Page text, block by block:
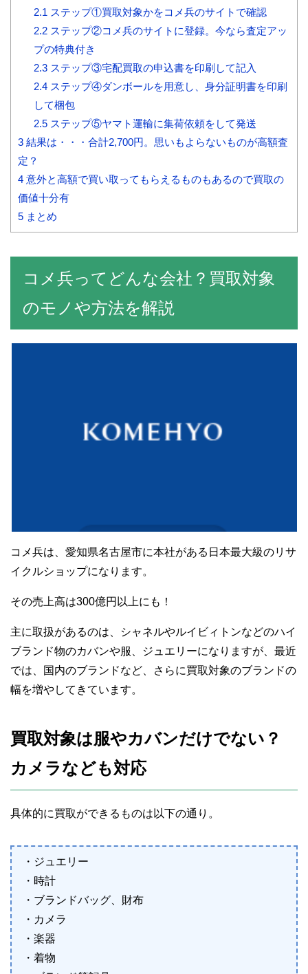
2.1 ステップ①買取対象かをコメ兵のサイトで確認
2.2ステップ②コメ兵のサイトに登録。今なら査定アッ
プの特典付き
2.3ステップ③宅配買取の申込書を印刷して記入
2.4ステップ④ダンボールを用意し、身分証明書を印刷
して梱包
2.5ステップ⑤ヤマト運輸に集荷依頼をして発送
3 結果は・・・合計2,700円。思いもよらないものが高額査
定？
4 意外と高額で買い取ってもらえるものもあるので買取の
価値十分有
5 まとめ
コメ兵ってどんな会社？買取対象
のモノや方法を解説
コメ兵は、愛知県名古屋市に本社がある日本最大級のリサ
イクルショップになります。
その売上高は300億円以上にも！
主に取扱があるのは、シャネルやルイビィトンなどのハイ
ブランド物のカバンや服、ジュエリーになりますが、最近
では、国内のブランドなど、さらに買取対象のブランドの
幅を増やしてきています。
買取対象は服やカバンだけでない？
カメラなども対応
具体的に買取ができるものは以下の通り。
・ジュエリー
・時計
・ブランドバッグ、財布
・カメラ
・楽器
・着物